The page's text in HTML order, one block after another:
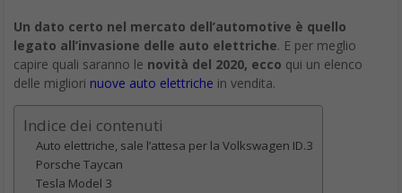
Un dato certo nel mercato dell’automotive è quello
legato all’invasione delle auto elettriche. E per meglio
capire quali saranno le novità del 2020, ecco qui un elenco
delle migliori nuove auto elettriche in vendita.
Indice dei contenuti
Auto elettriche, sale l’attesa per la Volkswagen ID.3
Porsche Taycan
Tesla Model 3